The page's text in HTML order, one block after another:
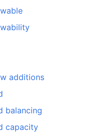
additions
balancing
capacity